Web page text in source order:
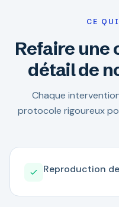
CE
Refaire une
détail de
Chaque
protocole rigoureux
Reproduction